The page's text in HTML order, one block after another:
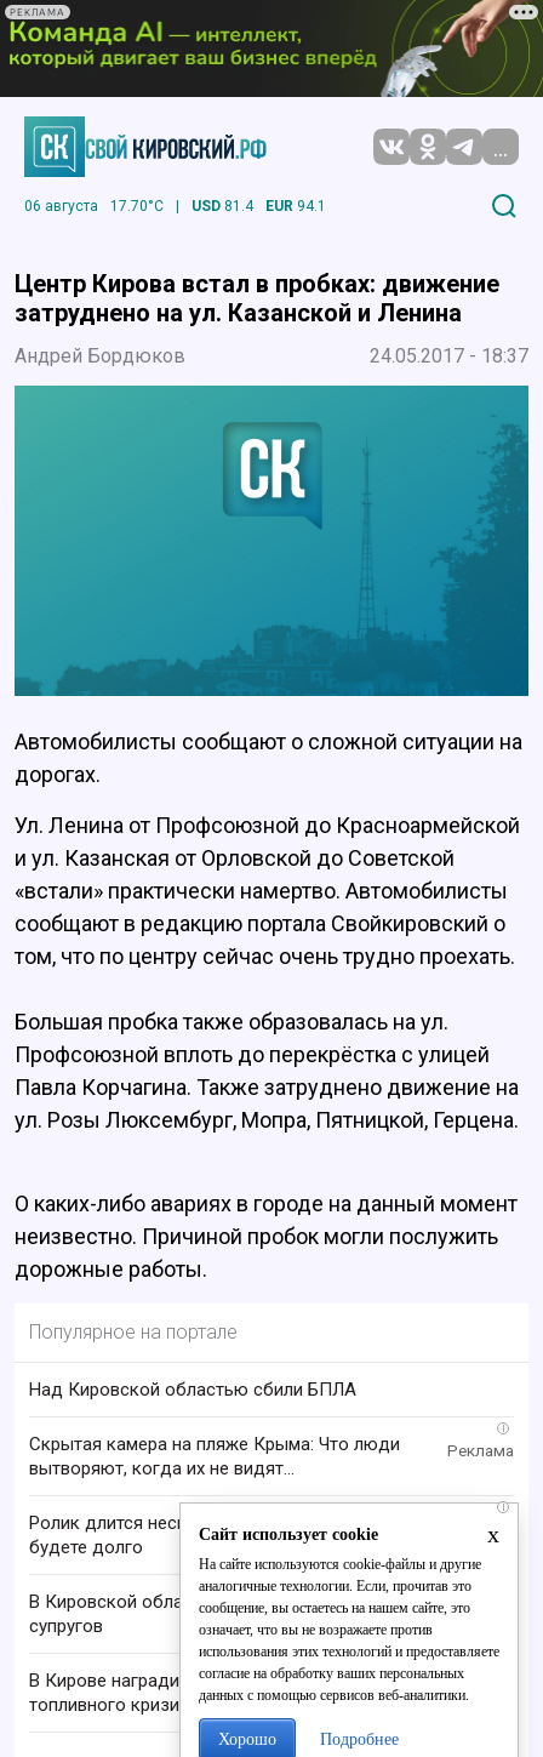
РЕКЛАМА
...
06 августа 17.70°C | USD 81.4 EUR 94.1
Центр Кирова встал в пробках: движение
затруднено на ул. Казанской и Ленина
Андрей Бордюков 24.05.2017 - 18:37
Автомобилисты сообщают о сложной ситуации на
дорогах.
Ул. Ленина от Профсоюзной до Красноармейской
и ул. Казанская от Орловской до Советской
«встали» практически намертво. Автомобилисты
сообщают в редакцию портала Свойкировский о
том, что по центру сейчас очень трудно проехать.
Большая пробка также образовалась на ул.
Профсоюзной вплоть до перекрёстка с улицей
Павла Корчагина. Также затруднено движение на
ул. Розы Люксембург, Мопра, Пятницкой, Герцена.
О каких-либо авариях в городе на данный момент
неизвестно. Причиной пробок могли послужить
дорожные работы.
Популярное на портале
Над Кировской областью сбили БПЛА
i
Скрытая камера на пляже Крыма: Что люди
вытворяют, когда их не видят...
i
Ролик длится несколько секунд, а смеяться вы
будете долго
В Кировской области нашли тела пропавших
супругов
В Кирове наградили отличившихся во время
топливного кризиса
x
Сайт использует cookie
На сайте используются cookie-файлы и другие
аналогичные технологии. Если, прочитав это
сообщение, вы остаетесь на нашем сайте, это
означает, что вы не возражаете против
использования этих технологий и предоставляете
согласие на обработку ваших персональных
данных с помощью сервисов веб-аналитики.
Хорошо Подробнее